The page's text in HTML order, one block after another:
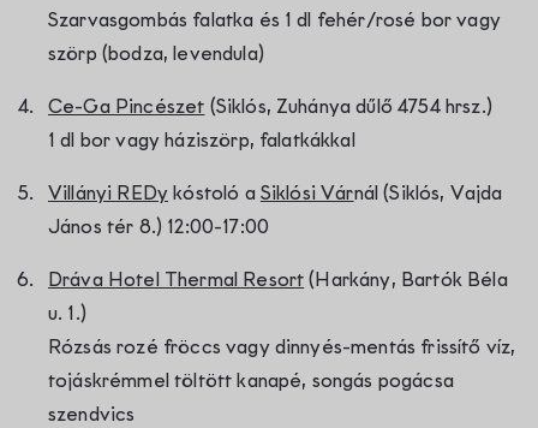
Szarvasgombás falatka és 1 dl fehér/rosé bor vagy
szörp (bodza, levendula)
Ce-Ga Pincészet (Siklós, Zuhánya dűlő 4754 hrsz.)
1 dl bor vagy háziszörp, falatkákkal
Villányi REDy kóstoló a Siklósi Várnál (Siklós, Vajda
János tér 8.) 12:00-17:00
Dráva Hotel Thermal Resort (Harkány, Bartók Béla
u. 1.)
Rózsás rozé fröccs vagy dinnyés-mentás frissítő víz,
tojáskrémmel töltött kanapé, songás pogácsa
szendvics